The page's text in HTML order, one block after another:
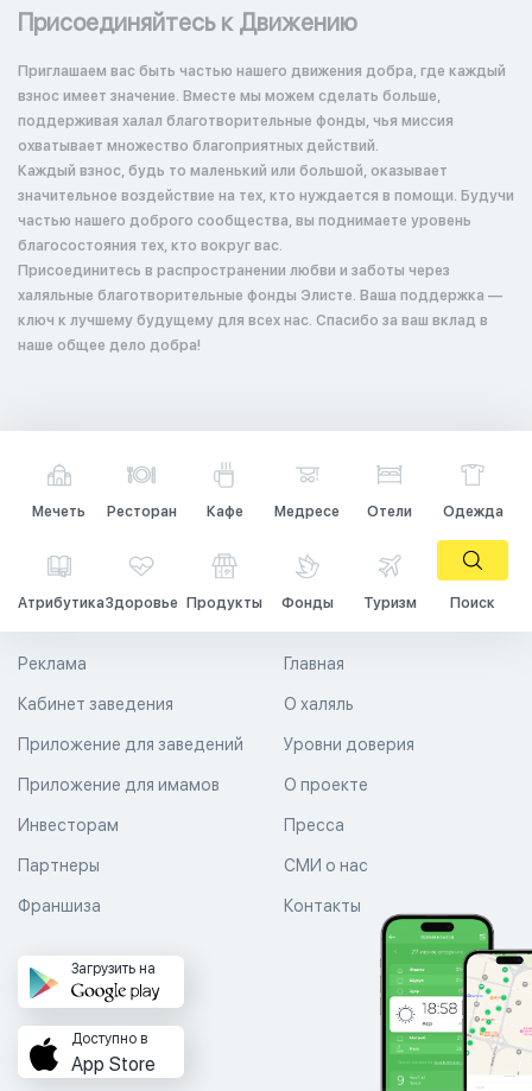
Присоединяйтесь к Движению
Приглашаем вас быть частью нашего движения добра, где каждый
взнос имеет значение. Вместе мы можем сделать больше,
поддерживая халал благотворительные фонды, чья миссия
охватывает множество благоприятных действий.
Каждый взнос, будь то маленький или большой, оказывает
значительное воздействие на тех, кто нуждается в помощи. Будучи
частью нашего доброго сообщества, вы поднимаете уровень
благосостояния тех, кто вокруг вас.
Присоединитесь в распространении любви и заботы через
халяльные благотворительные фонды Элисте. Ваша поддержка —
ключ к лучшему будущему для всех нас. Спасибо за ваш вклад в
наше общее дело добра!
Мечеть Ресторан Кафе Медресе Отели Одежда
АтрибутикаЗдоровье Продукты Фонды Туризм Поиск
Главная
О халяль
Уровни доверия
Реклама
Кабинет заведения
Приложение для заведений
Приложение для имамов О проекте
Пресса
СМИ о нас
Контакты
Инвесторам
Партнеры
Франшиза
Загрузить на
Доступно в
App Store